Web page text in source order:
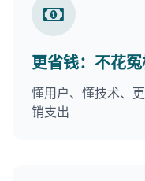
更省钱：不花
懂用户、懂技术、
销支出